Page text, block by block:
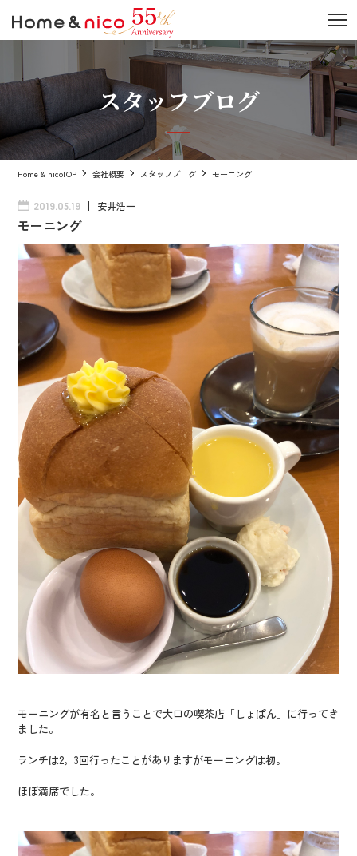
スタッフブログ
Home & nicoTOP 会社概要 スタッフブログ モーニング
2019.05.19 安井浩一
モーニング
モーニングが有名と言うことで大口の喫茶店「しょぱん」に行ってき
ました。
ランチは2，3回行ったことがありますがモーニングは初。
ほぼ満席でした。